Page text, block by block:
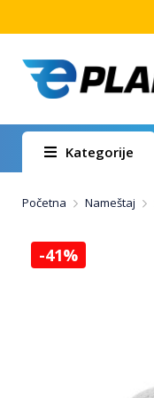
Kategorije
Početna Nameštaj
-41%